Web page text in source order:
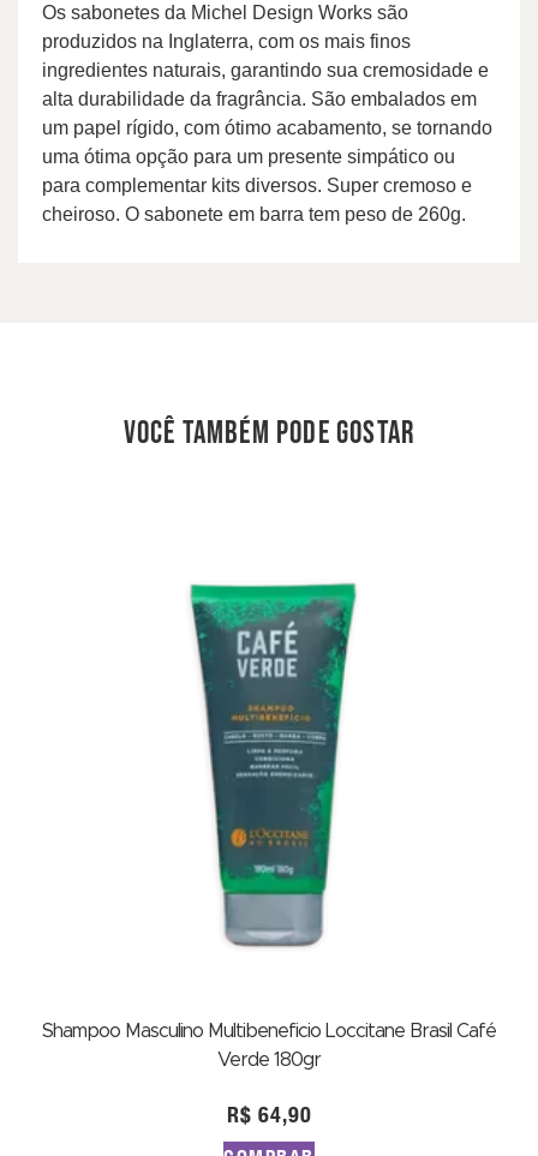
Os sabonetes da Michel Design Works são
produzidos na Inglaterra, com os mais finos
ingredientes naturais, garantindo sua cremosidade e
alta durabilidade da fragrância. São embalados em
um papel rígido, com ótimo acabamento, se tornando
uma ótima opção para um presente simpático ou
para complementar kits diversos. Super cremoso e
cheiroso. O sabonete em barra tem peso de 260g.
você também pode gostar
Shampoo Masculino Multibeneficio Loccitane Brasil Café
Verde 180gr
R$ 64,90